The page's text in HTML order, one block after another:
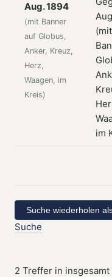
Aug. 1894
(mit Banner
auf Globus,
Anker, Kreuz,
Herz,
Waagen, im
Kreis)
Suche
2 Treffer in